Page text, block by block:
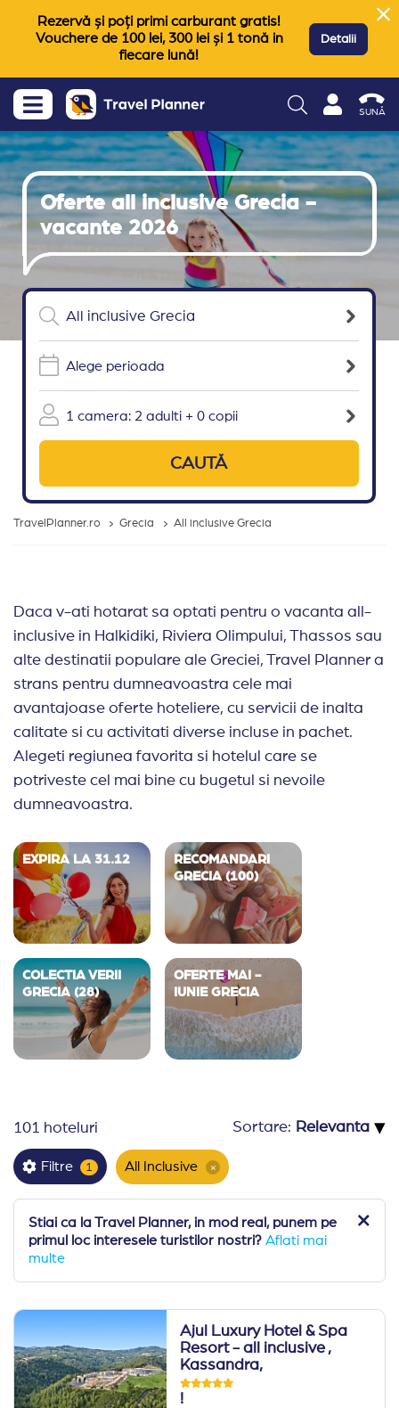
Rezervă și poți primi carburant gratis!
Vouchere de 100 lei, 300 lei și 1 tonă in
fiecare lună!
Detalii
SUNĂ
Oferte all inclusive Grecia -
vacante 2026
Alege perioada
1 camera: 2 adulti + 0 copii
CAUTĂ
TravelPlanner.ro Grecia All inclusive Grecia
Daca v-ati hotarat sa optati pentru o vacanta all-
inclusive in Halkidiki, Riviera Olimpului, Thassos sau
alte destinatii populare ale Greciei, Travel Planner a
strans pentru dumneavoastra cele mai
avantajoase oferte hoteliere, cu servicii de inalta
calitate si cu activitati diverse incluse in pachet.
Alegeti regiunea favorita si hotelul care se
potriveste cel mai bine cu bugetul si nevoile
dumneavoastra.
EXPIRA LA 31.12
COLECTIA VERII
GRECIA (28)
RECOMANDARI
GRECIA (100)
OFERTE MAI -
IUNIE GRECIA
101 hoteluri Sortare: ▾
Filtre 1 All Inclusive ×
Stiai ca la Travel Planner, in mod real, punem pe
primul loc interesele turistilor nostri? Aflati mai
multe
Ajul Luxury Hotel & Spa
Resort - all inclusive ,
Kassandra,
!